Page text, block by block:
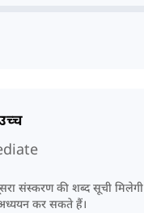
संस्करण की शब्द सूची
कर सकते हैं।